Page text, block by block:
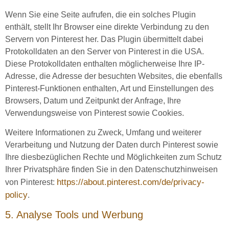
Wenn Sie eine Seite aufrufen, die ein solches Plugin
enthält, stellt Ihr Browser eine direkte Verbindung zu den
Servern von Pinterest her. Das Plugin übermittelt dabei
Protokolldaten an den Server von Pinterest in die USA.
Diese Protokolldaten enthalten möglicherweise Ihre IP-
Adresse, die Adresse der besuchten Websites, die ebenfalls
Pinterest-Funktionen enthalten, Art und Einstellungen des
Browsers, Datum und Zeitpunkt der Anfrage, Ihre
Verwendungsweise von Pinterest sowie Cookies.
Weitere Informationen zu Zweck, Umfang und weiterer
Verarbeitung und Nutzung der Daten durch Pinterest sowie
Ihre diesbezüglichen Rechte und Möglichkeiten zum Schutz
Ihrer Privatsphäre finden Sie in den Datenschutzhinweisen
von Pinterest: https://about.pinterest.com/de/privacy-
policy.
5. Analyse Tools und Werbung